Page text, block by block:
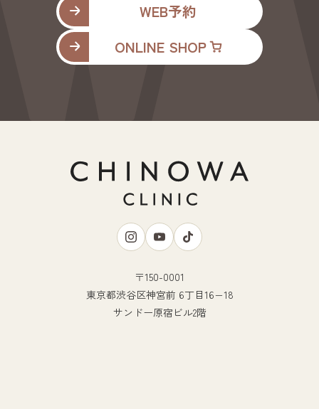
WEB予約
ONLINE SHOP
〒150-0001
東京都渋谷区神宮前 6丁目16−18
サンドー原宿ビル2階